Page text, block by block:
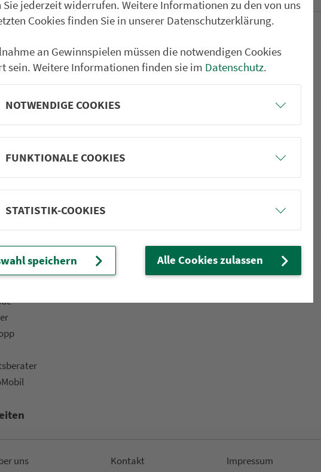
Städtetouren
Genusstouren
Fahrplan & Tickets«
Versand
Rat­ge­ber
Fahr­rad­mit­nah­me
uns Kon­takt Impressum
Sie jederzeit widerrufen. Weitere Informationen zu den von uns
Cookies finden Sie in unserer Datenschutzerklärung.
an Gewinnspielen müssen die notwendigen Cookies
sein. Weitere Informationen finden sie im Datenschutz.
NOTWENDIGE COOKIES
FUNKTIONALE COOKIES
STATISTIK-COOKIES
speichern Alle Cookies zulassen